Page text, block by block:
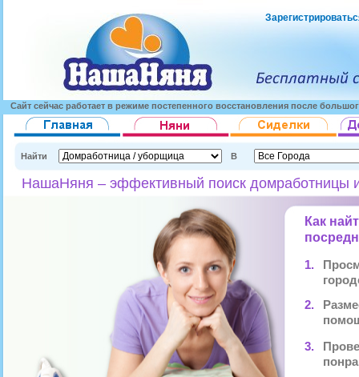
Сайт сейчас работает в режиме постепенного восстановления после
Найти В
НашаНяня – эффективный поиск домработницы
Как
1.
2.
3.